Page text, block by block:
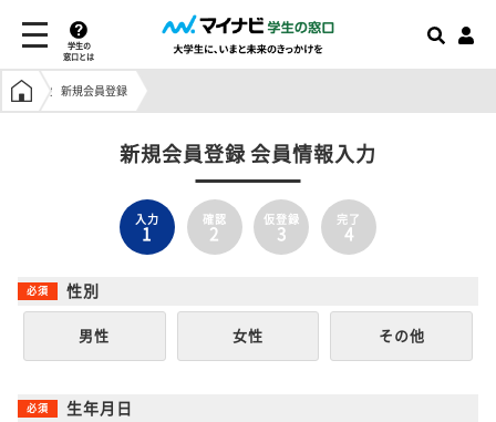
学生の
窓口とは
学生の窓口トップ
新規会員登録
新規会員登録 会員情報入力
入力
1
確認
2
仮登録
3
完了
4
性別
男性 女性 その他
生年月日